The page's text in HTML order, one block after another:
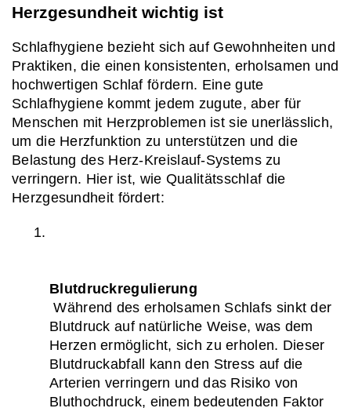
Herzgesundheit wichtig ist
Schlafhygiene bezieht sich auf Gewohnheiten und
Praktiken, die einen konsistenten, erholsamen und
hochwertigen Schlaf fördern. Eine gute
Schlafhygiene kommt jedem zugute, aber für
Menschen mit Herzproblemen ist sie unerlässlich,
um die Herzfunktion zu unterstützen und die
Belastung des Herz-Kreislauf-Systems zu
verringern. Hier ist, wie Qualitätsschlaf die
Herzgesundheit fördert:
Blutdruckregulierung
Während des erholsamen Schlafs sinkt der
Blutdruck auf natürliche Weise, was dem
Herzen ermöglicht, sich zu erholen. Dieser
Blutdruckabfall kann den Stress auf die
Arterien verringern und das Risiko von
Bluthochdruck, einem bedeutenden Faktor